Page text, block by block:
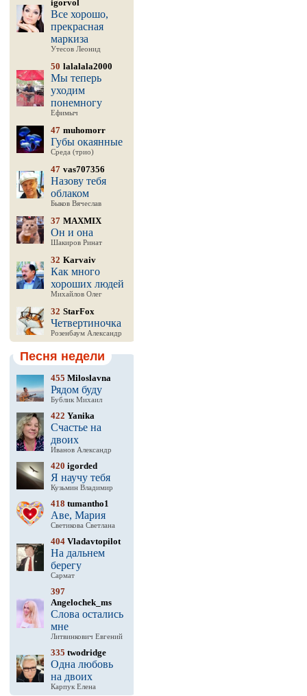
igorvol
Все хорошо,
прекрасная
маркиза
Утесов Леонид
50 lalalala2000
Мы теперь
уходим
понемногу
Ефимыч
47 muhomorr
Губы окаянные
Среда (трио)
47 vas707356
Назову тебя
облаком
Быков Вячеслав
37 MAXMIX
Он и она
Шакиров Ринат
32 Karvaiv
Как много
хороших людей
Михайлов Олег
32 StarFox
Четвертиночка
Розенбаум Александр
Песня недели
455 Miloslavna
Рядом буду
Бублик Михаил
422 Yanika
Счастье на
двоих
Иванов Александр
420 igorded
Я научу тебя
Кузьмин Владимир
418 tumantho1
Аве, Мария
Светикова Светлана
404 Vladavtopilot
На дальнем
берегу
Сармат
397
Angelochek_ms
Слова остались
мне
Литвинкович Евгений
335 twodridge
Одна любовь
на двоих
Карпук Елена